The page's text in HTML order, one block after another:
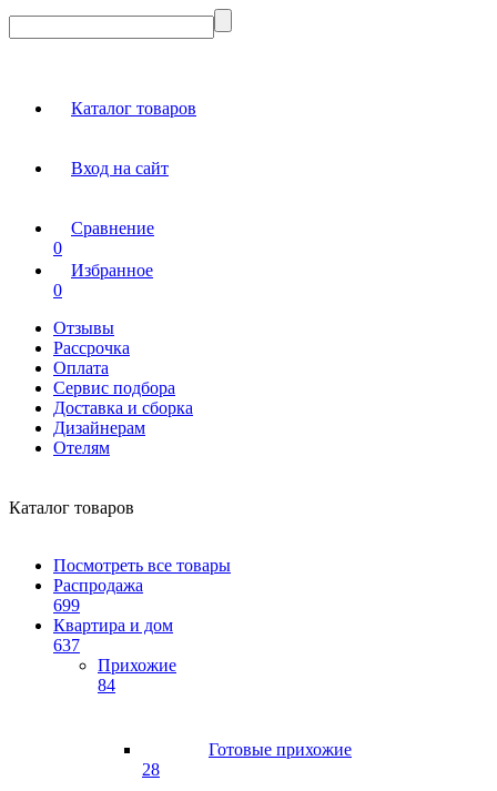
Каталог товаров
Вход на сайт
Сравнение
0
Избранное
0
Отзывы
Рассрочка
Оплата
Сервис подбора
Доставка и сборка
Дизайнерам
Отелям
Каталог товаров
Посмотреть все товары
Распродажа
699
Квартира и дом
637
Прихожие
84
Готовые прихожие
28